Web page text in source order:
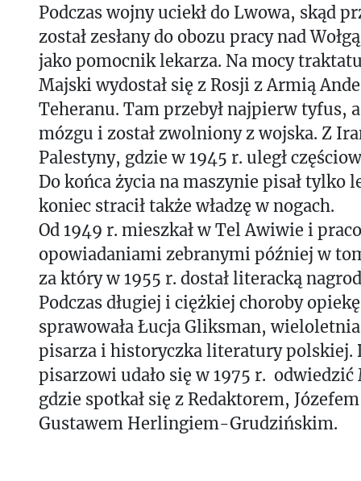
Podczas wojny uciekł do Lwowa, skąd
został zesłany do obozu pracy nad
jako pomocnik lekarza. Na mocy
Majski wydostał się z Rosji z Armią
Teheranu. Tam przebył najpierw tyfus,
mózgu i został zwolniony z wojska. Z
Palestyny, gdzie w 1945 r. uległ
Do końca życia na maszynie pisał tylko
koniec stracił także władzę w nogach.
Od 1949 r. mieszkał w Tel Awiwie i
opowiadaniami zebranymi później w
za który w 1955 r. dostał literacką
Podczas długiej i ciężkiej choroby
sprawowała Łucja Gliksman,
pisarza i historyczka literatury polskiej.
pisarzowi udało się w 1975 r.
gdzie spotkał się z Redaktorem,
Gustawem Herlingiem-Grudzińskim.